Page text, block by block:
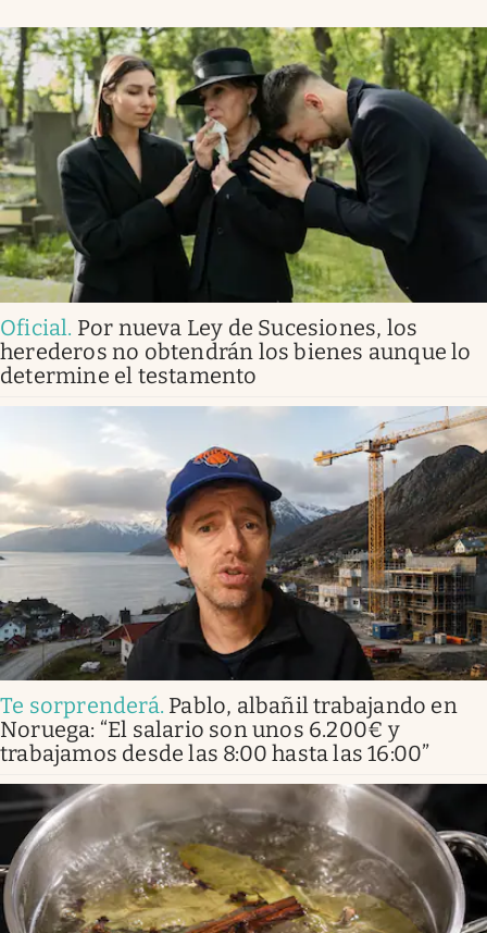
Oficial. Por nueva Ley de Sucesiones, los
herederos no obtendrán los bienes aunque lo
determine el testamento
Te sorprenderá. Pablo, albañil trabajando en
Noruega: “El salario son unos 6.200€ y
trabajamos desde las 8:00 hasta las 16:00”